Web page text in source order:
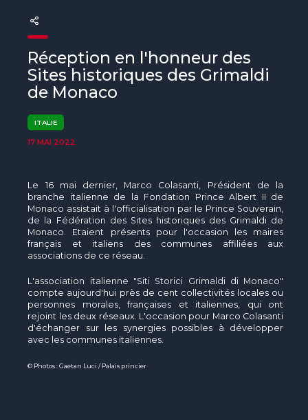
Beyond Plastic Med : BeMed
OACIS
Initiative Homme - Faune sauvage
The Green Shift Initiative
Réception en l'honneur des
Sites historiques des Grimaldi
de Monaco
ITALIE
17 MAI 2022
Le 16 mai dernier, Marco Colasanti, Président de la
branche italienne de la Fondation Prince Albert II de
Monaco assistait à l'officialisation par le Prince Souverain,
de la Fédération des Sites historiques des Grimaldi de
Monaco. Etaient présents pour l'occasion les maires
français et italiens des communes affiliées aux
associations de ce réseau.
L'association italienne "Siti Storici Grimaldi di Monaco"
compte aujourd'hui près de cent collectivités locales ou
personnes morales, françaises et italiennes, qui ont
rejoint les deux réseaux. L'occasion pour Marco Colasanti
d'échanger sur les synergies possibles à développer
avec les communes italiennes.
© Photos : Gaetan Luci / Palais princier